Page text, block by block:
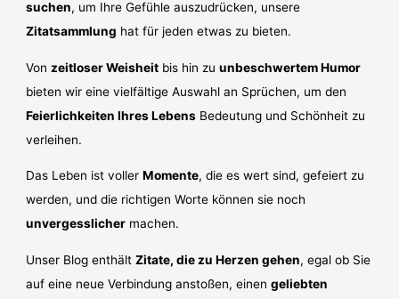
suchen, um Ihre Gefühle auszudrücken, unsere
Zitatsammlung hat für jeden etwas zu bieten.
Von zeitloser Weisheit bis hin zuunbeschwertem Humor
bieten wir eine vielfältige Auswahl an Sprüchen, um den
Feierlichkeiten Ihres Lebens Bedeutung und Schönheit zu
verleihen.
Das Leben ist vollerMomente, die es wert sind, gefeiert zu
werden, und die richtigen Worte können sie noch
unvergesslicher machen.
Unser Blog enthältZitate, die zu Herzen gehen, egal ob Sie
auf eine neue Verbindung anstoßen, einengeliebten